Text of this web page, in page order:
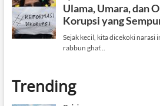
Trending